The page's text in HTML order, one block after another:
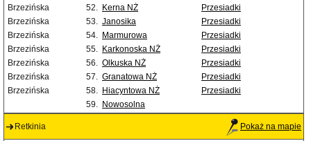
Brzezińska
52. Kerna NŻ
Przesiadki
Brzezińska
53. Janosika
Przesiadki
Brzezińska
54. Marmurowa
Przesiadki
Brzezińska
55. Karkonoska NŻ
Przesiadki
Brzezińska
56. Olkuska NŻ
Przesiadki
Brzezińska
57. Granatowa NŻ
Przesiadki
Brzezińska
58. Hiacyntowa NŻ
Przesiadki
59. Nowosolna
Retkinia Pokaż na mapie